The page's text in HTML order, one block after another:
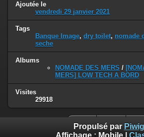
Ajoutée le
vendredi 29 janvier 2021
Tags
Banque Image, dry toilet, nomade
seche
Albums
NOMADE DES MERS /
MERS] LOW TECH A BORD
Visites
29918
Propulsé par